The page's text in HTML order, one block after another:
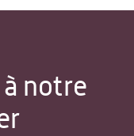
notre